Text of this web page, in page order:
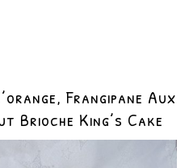
Frangipane Aux
Brioche King’s Cake